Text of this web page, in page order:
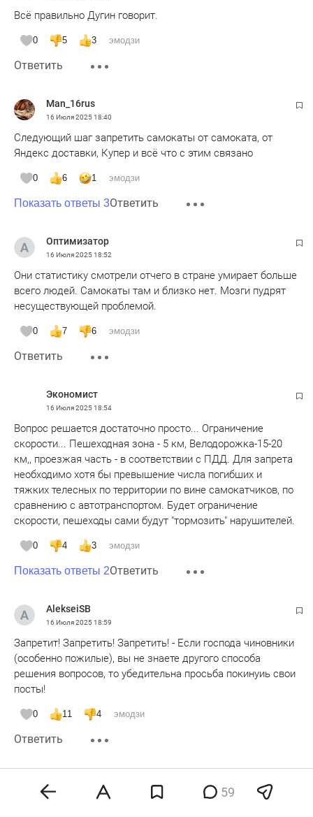
Всё правильно Дугин говорит.
0 5 3 эмодзи
Ответить
Man_16rus
16 Июля 202518:40
Следующий шаг запретить самокаты от самоката, от
Яндекс доставки, Купер и всё что с этим связано
0 6 1 эмодзи
Показать ответы 3Ответить
Оптимизатор
16 Июля 202518:52
Они статистику смотрели отчего в стране умирает больше
всего людей. Самокаты там и близко нет. Мозги пудрят
несуществующей проблемой.
0 7 6 эмодзи
Ответить
Экономист
16 Июля 202518:54
Вопрос решается достаточно просто... Ограничение
скорости... Пешеходная зона - 5 км, Велодорожка-15-20
км,, проезжая часть - в соответствии с ПДД. Для запрета
необходимо хотя бы превышение числа погибших и
тяжких телесных по территории по вине самокатчиков, по
сравнению с автотранспортом. Будет ограничение
скорости, пешеходы сами будут "тормозить" нарушителей.
0 4 3 эмодзи
Показать ответы 2Ответить
AlekseiSB
16 Июля 202518:59
Запретит! Запретить! Запретить! - Если господа чиновники
(особенно пожилые), вы не знаете другого способа
решения вопросов, то убедительна просьба покинуиь свои
посты!
0 11 4 эмодзи
Ответить
16 Июля 2025 19:17 59